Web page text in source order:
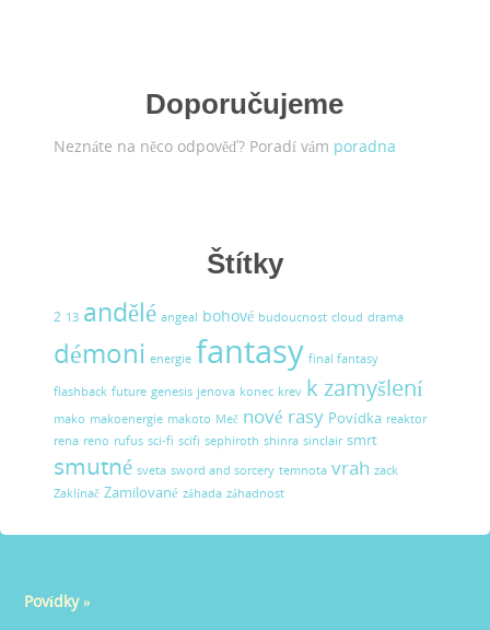
Doporučujeme
Neznáte na něco odpověď? Poradí vám poradna
Štítky
2 13 andělé angeal bohové budoucnost cloud drama
démoni energie fantasy final fantasy
flashback future genesis jenova konec krev k zamyšlení
mako makoenergie makoto Meč nové rasy Povídka reaktor
rena reno rufus sci-fi scifi sephiroth shinra sinclair smrt
smutné sveta sword and sorcery temnota vrah zack
Zaklínač Zamilované záhada záhadnost
Povídky»